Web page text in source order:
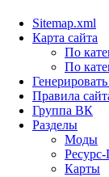
Sitemap.xml
Карта сайта
По
По
Правила
Группа ВК
Разделы
Моды
Карты